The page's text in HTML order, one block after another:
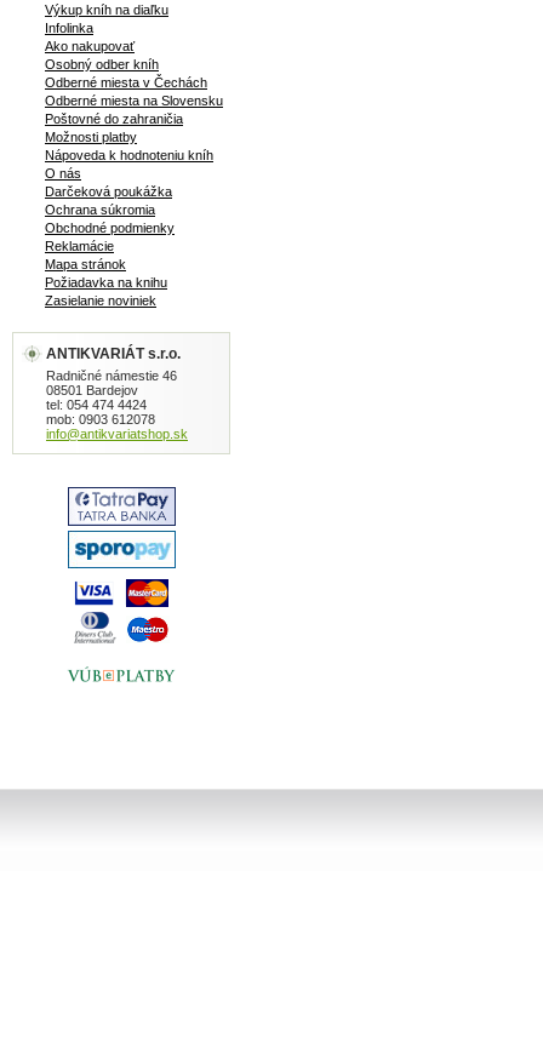
Výkup kníh na diaľku
Infolinka
Ako nakupovať
Osobný odber kníh
Odberné miesta v Čechách
Odberné miesta na Slovensku
Poštovné do zahraničia
Možnosti platby
Nápoveda k hodnoteniu kníh
O nás
Darčeková poukážka
Ochrana súkromia
Obchodné podmienky
Reklamácie
Mapa stránok
Požiadavka na knihu
Zasielanie noviniek
ANTIKVARIÁT s.r.o.
Radničné námestie 46
08501 Bardejov
tel: 054 474 4424
mob: 0903 612078
info@antikvariatshop.sk